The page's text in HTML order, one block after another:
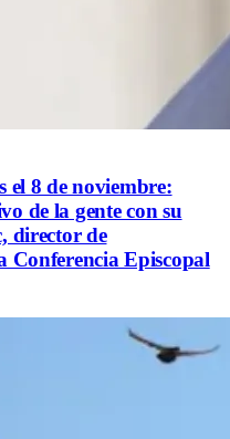
el 8 de noviembre:
de la gente con su
director de
Conferencia Episcopal